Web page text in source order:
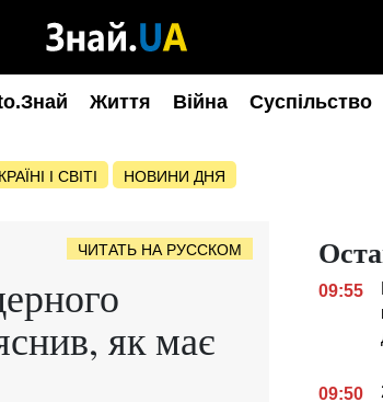
Життя Війна Суспільство
І СВІТІ НОВИНИ ДНЯ
ЧИТАТЬ НА РУССКОМ
як має
09:55
09:50